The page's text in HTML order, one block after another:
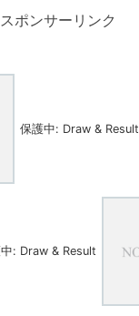
スポンサーリンク
保護中: Draw & Result
: Draw & Result